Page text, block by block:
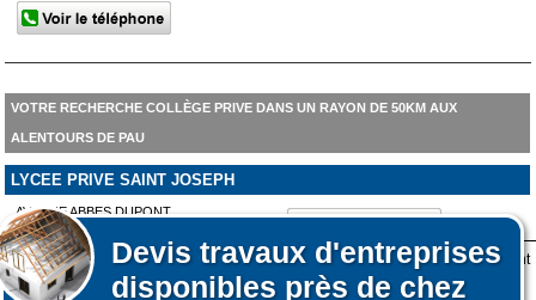
Devis travaux d'entreprises
disponibles près de chez
VOTRE RECHERCHE COLLÈGE PRIVE DANS UN RAYON DE 50KM AUX
ALENTOURS DE PAU
LYCEE PRIVE SAINT JOSEPH
AVENUE ABBES DUPONT
64800 - NAY
Lors de votre visite sur notre site des fichiers informatiques nommés cookies sont
déposés sur votre terminal. Ces cookies sont utilisés pour la navigation, le